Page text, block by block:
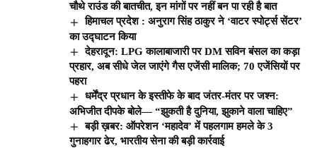
चौथे राउंड की बातचीत, इन मांगों पर नहीं बन पा रही है बात
हिमाचल प्रदेश : अनुराग सिंह ठाकुर ने ‘वाटर स्पोर्ट्स सेंटर’
का उद्घाटन किया
देहरादून: LPG कालाबाजारी पर DM सविन बंसल का कड़ा
प्रहार, अब सीधे जेल जाएंगे गैस एजेंसी मालिक; 70 एजेंसियों पर
पहरा
धर्मेंद्र प्रधान के इस्तीफे के बाद जंतर-मंतर पर जश्न:
अभिजीत दीपके बोले— “झुकती है दुनिया, झुकाने वाला चाहिए”
बड़ी ख़बर: ऑपरेशन ‘महादेव’ में पहलगाम हमले के 3
गुनाहगार ढेर, भारतीय सेना की बड़ी कार्रवाई